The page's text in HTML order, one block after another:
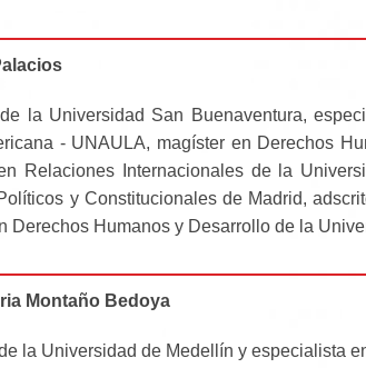
la Universidad San Buenaventura,
- UNAULA, magíster en Derechos
Relaciones Internacionales de la
y Constitucionales de Madrid,
Derechos Humanos y Desarrollo de la
Montaño Bedoya
la Universidad de Medellín y especialista